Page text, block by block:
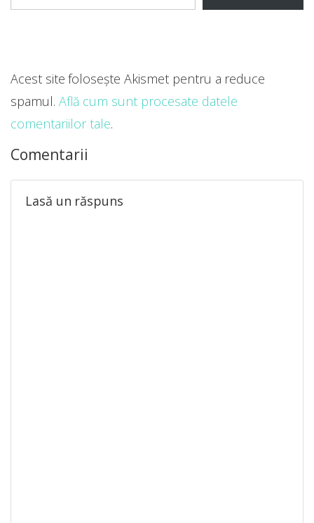
Comentarii
Lasă un răspuns
Acest site folosește Akismet pentru a reduce
spamul. Află cum sunt procesate datele
comentariilor tale.